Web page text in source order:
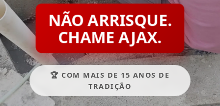
NÃO ARRISQUE.
CHAME AJAX.
🏆 COM MAIS DE 15 ANOS DE
TRADIÇÃO